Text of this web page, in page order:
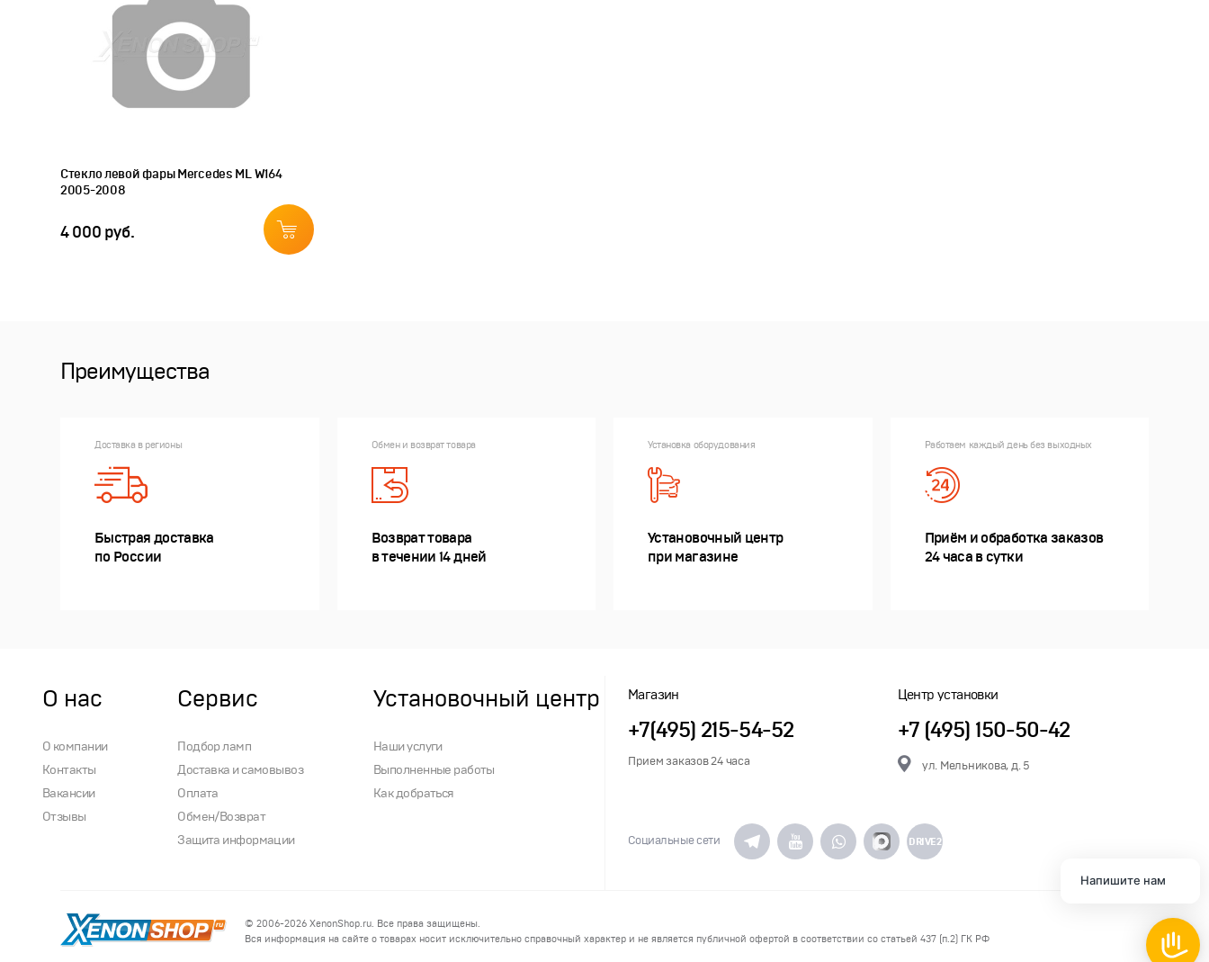
Стекло левой фары Mercedes ML W164
2005-2008
4 000 руб.
Преимущества
Доставка в регионы
Быстрая доставка
по России
Обмен и возврат товара
Возврат товара
в течении 14 дней
Установка оборудования
Установочный центр
при магазине
Работаем каждый день без выходных
Приём и обработка заказов
24 часа в сутки
О нас
О компании
Контакты
Вакансии
Отзывы
Сервис
Подбор ламп
Доставка и самовывоз
Оплата
Обмен/Возврат
Защита информации
Установочный центр
Наши услуги
Выполненные работы
Как добраться
Магазин
+7(495) 215-54-52
Прием заказов 24 часа
Центр установки
+7 (495) 150-50-42
ул. Мельникова, д. 5
Социальные сети DRIVE2
© 2006-2026 XenonShop.ru. Все права защищены.
Вся информация на сайте о товарах носит исключительно справочный характер и не является публичной офертой в соответствии со статьей 437 (п.2) ГК РФ
Напишите нам